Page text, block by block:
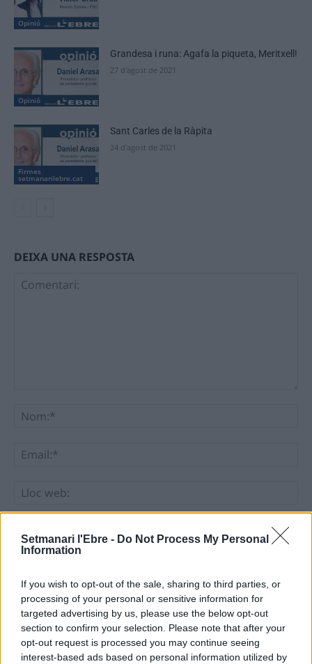
Setmanari l'Ebre - Do Not Process My Personal
Information
If you wish to opt-out of the sale, sharing to third parties, or
processing of your personal or sensitive information for
targeted advertising by us, please use the below opt-out
section to confirm your selection. Please note that after your
opt-out request is processed you may continue seeing
interest-based ads based on personal information utilized by
Opinió
Opinió
Grandesa i runa: Agafa la piqueta, Meritxell!
27 d'agost de 2021
Firmes
setmanarilebre.cat
Sant Carles de la Ràpita
24 d'agost de 2021
DEIXA UNA RESPOSTA
Deseu el meu nom, el correu electrònic i el lloc web en
aquest navegador per a la propera vegada que comenti.